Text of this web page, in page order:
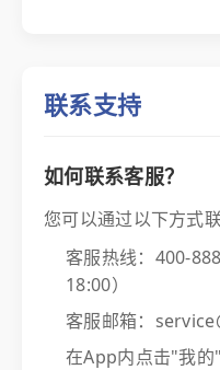
联系支持
如何联系客服？
您可以通过以下方式
客服热线：400-
18:00）
客服邮箱：
在App内点击"我